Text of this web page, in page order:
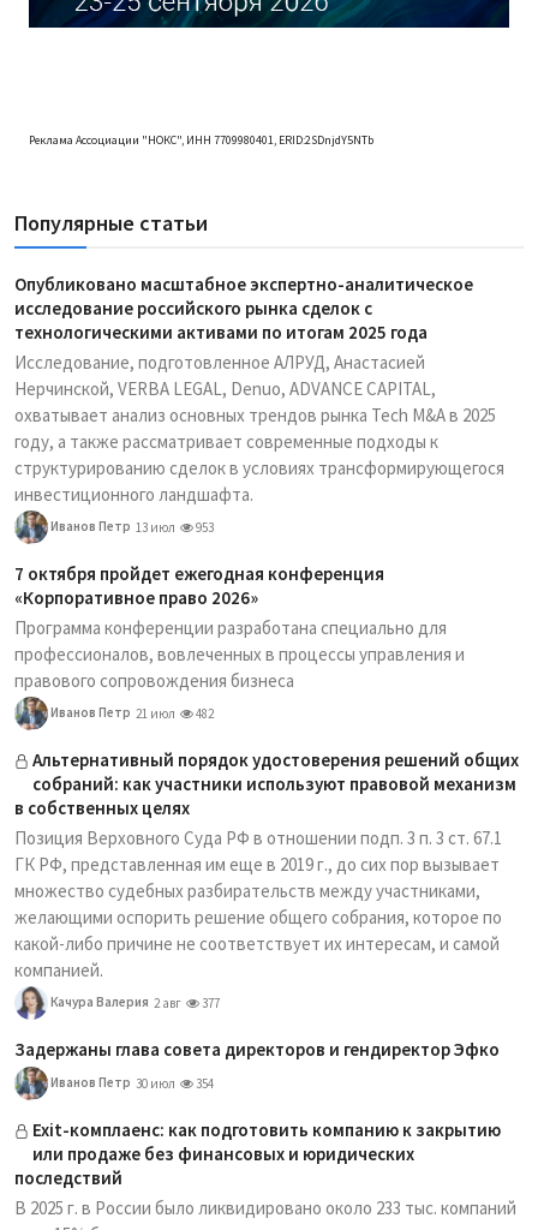
Реклама Ассоциации "НОКС", ИНН 7709980401, ERID:2SDnjdY5NTb
Популярные статьи
Опубликовано масштабное экспертно-аналитическое
исследование российского рынка сделок с
технологическими активами по итогам 2025 года
Исследование, подготовленное АЛРУД, Анастасией
Нерчинской, VERBA LEGAL, Denuo, ADVANCE CAPITAL,
охватывает анализ основных трендов рынка Tech M&A в 2025
году, а также рассматривает современные подходы к
структурированию сделок в условиях трансформирующегося
инвестиционного ландшафта.
Иванов Петр 13 июл 953
7 октября пройдет ежегодная конференция
«Корпоративное право 2026»
Программа конференции разработана специально для
профессионалов, вовлеченных в процессы управления и
правового сопровождения бизнеса
Иванов Петр 21 июл 482
Альтернативный порядок удостоверения решений общих
собраний: как участники используют правовой механизм
в собственных целях
Позиция Верховного Суда РФ в отношении подп. 3 п. 3 ст. 67.1
ГК РФ, представленная им еще в 2019 г., до сих пор вызывает
множество судебных разбирательств между участниками,
желающими оспорить решение общего собрания, которое по
какой-либо причине не соответствует их интересам, и самой
компанией.
Качура Валерия 2 авг 377
Задержаны глава совета директоров и гендиректор Эфко
Иванов Петр 30 июл 354
Exit-комплаенс: как подготовить компанию к закрытию
или продаже без финансовых и юридических
последствий
В 2025 г. в России было ликвидировано около 233 тыс. компаний